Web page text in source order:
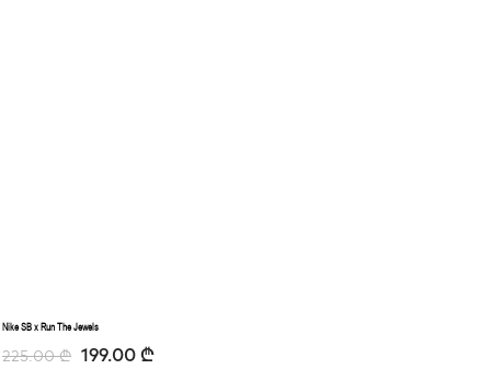
Nike SB x Run The Jewels
225.00₾ 199.00 ₾